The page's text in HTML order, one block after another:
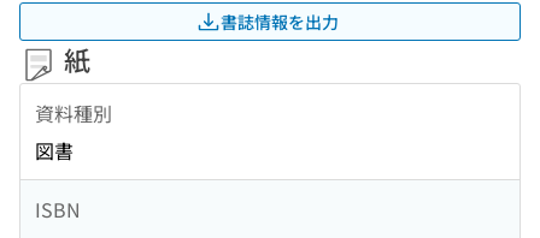
書誌情報を出力
紙
資料種別
図書
ISBN